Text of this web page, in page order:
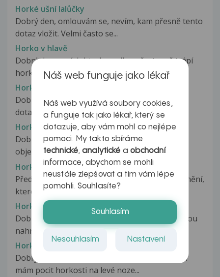
Horké ušní lalůčky
Dobrý den, omlouvám se, nevím, kam přesně tento
dotaz vložit. Velmi často se...
Horko v hlavě
Dobrý den paní doktorko, celkem často mě trápí
horkost v hlavě a to především...
Horko x studene koncetiny
Dobry den pane doktore, mel bych nasledujici
dotaz. Jakmile se zacnu hybat...
Horkost
Dobrý den, prosím o radu. Z ničeho nic se mi
objevuje horkost v celém břichu,...
Horkost čela při námaze, po inf. onemocnění
Před dvěma a půl měsící jsem prodělal onemocnění,
které se projevovalo rýmou,...
Horkost hlavy, tlaky ve spáncích
Dobrý den, začalo se mi stávat, že se mi najednou
nahrne horkost do hlavy....
Horkost na nártu
Dobrý den, chtěla jsem se zeptat, už druhý den
mám pocit horkosti na levé noze...
Náš web funguje jako lékař
Náš web využívá soubory cookies,
a funguje tak jako lékař, který se
dotazuje, aby vám mohl co nejlépe
pomoci. My takto sbíráme
technické,analytické a obchodní
informace, abychom se mohli
neustále zlepšovat a tím vám lépe
pomohli. Souhlasíte?
Souhlasím
Nesouhlasím Nastavení